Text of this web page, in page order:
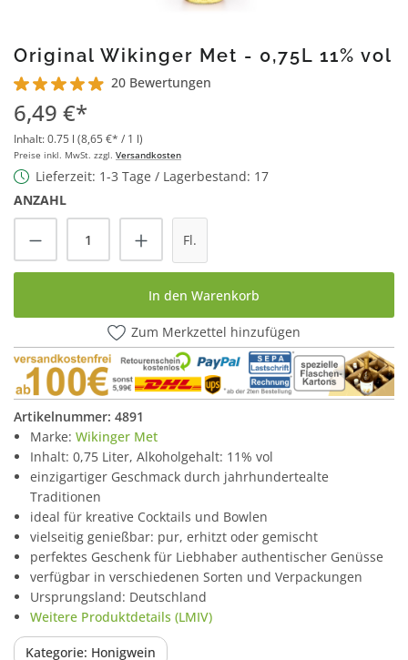
Original Wikinger Met - 0,75L 11% vol
Durchschnittliche Bewertung von 4.9 von 5 Sternen
20 Bewertungen
6,49 €*
Inhalt:0.75 l (8,65 €* / 1 l)
Preise inkl. MwSt. zzgl. Versandkosten
Lieferzeit: 1-3 Tage / Lagerbestand: 17
ANZAHL
Produkt Anzahl: Gib den gewünschten
Fl.
In den Warenkorb
Zum Merkzettel hinzufügen
Artikelnummer: 4891
Marke: Wikinger Met
Inhalt: 0,75 Liter, Alkoholgehalt: 11% vol
einzigartiger Geschmack durch jahrhundertealte
Traditionen
ideal für kreative Cocktails und Bowlen
vielseitig genießbar: pur, erhitzt oder gemischt
perfektes Geschenk für Liebhaber authentischer Genüsse
verfügbar in verschiedenen Sorten und Verpackungen
Ursprungsland: Deutschland
Weitere Produktdetails (LMIV)
Kategorie: Honigwein